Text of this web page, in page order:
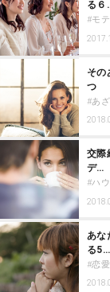
る６
モテ
その
つ
あ
交際
デ…
ハ
あな
る5…
恋愛